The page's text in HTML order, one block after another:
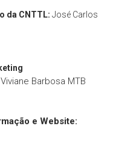
da CNTTL: José Carlos
Viviane Barbosa MTB
e Website: